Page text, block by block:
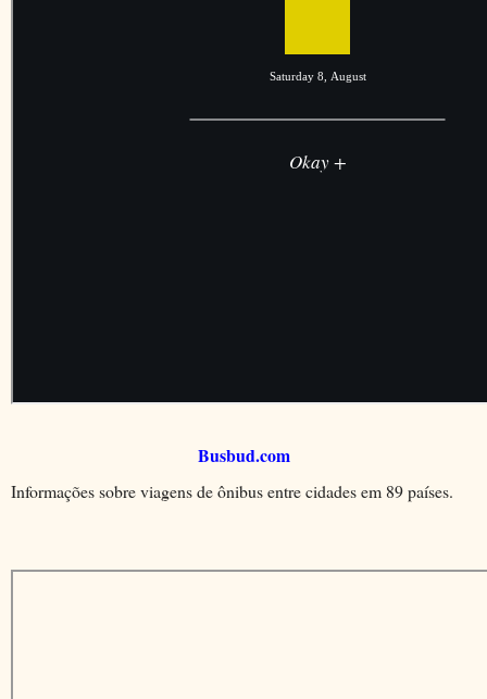
Busbud.com
Informações sobre viagens de ônibus entre cidades em 89 países.